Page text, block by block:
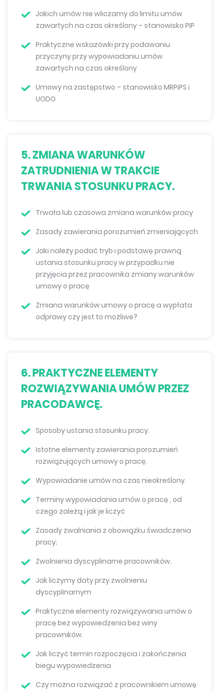
Jakich umów nie wliczamy do limitu umów
zawartych na czas określony – stanowisko PIP
Praktyczne wskazówki przy podawaniu
przyczyny przy wypowiadaniu umów
zawartych na czas określony
Umowy na zastępstwo – stanowisko MRPiPS i
UODO
5. ZMIANA WARUNKÓW
ZATRUDNIENIA W TRAKCIE
TRWANIA STOSUNKU PRACY.
Trwała lub czasowa zmiana warunków pracy
Zasady zawierania porozumień zmieniających
Jaki należy podać tryb i podstawę prawną
ustania stosunku pracy w przypadku nie
przyjęcia przez pracownika zmiany warunków
umowy o pracę
Zmiana warunków umowy o pracę a wypłata
odprawy czy jest to możliwe?
6. PRAKTYCZNE ELEMENTY
ROZWIĄZYWANIA UMÓW PRZEZ
PRACODAWCĘ.
Sposoby ustania stosunku pracy.
Istotne elementy zawierania porozumień
rozwiązujących umowy o pracę.
Wypowiadanie umów na czas nieokreślony.
Terminy wypowiadania umów o pracę , od
czego zależą i jak je liczyć
Zasady zwalniania z obowiązku świadczenia
pracy;
Zwolnienia dyscyplinarne pracowników.
Jak liczymy daty przy zwolnieniu
dyscyplinarnym
Praktyczne elementy rozwiązywania umów o
pracę bez wypowiedzenia bez winy
pracowników.
Jak liczyć termin rozpoczęcia i zakończenia
biegu wypowiedzenia
Czy można rozwiązać z pracownikiem umowę